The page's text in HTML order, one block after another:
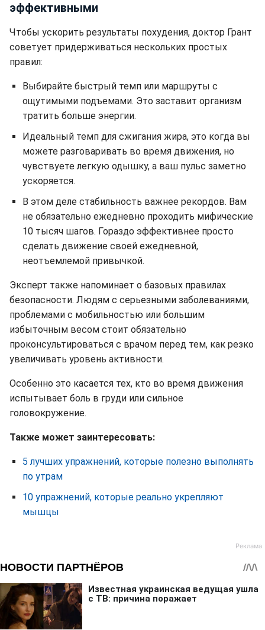
эффективными
Чтобы ускорить результаты похудения, доктор Грант
советует придерживаться нескольких простых
правил:
Выбирайте быстрый темп или маршруты с
ощутимыми подъемами. Это заставит организм
тратить больше энергии.
Идеальный темп для сжигания жира, это когда вы
можете разговаривать во время движения, но
чувствуете легкую одышку, а ваш пульс заметно
ускоряется.
В этом деле стабильность важнее рекордов. Вам
не обязательно ежедневно проходить мифические
10 тысяч шагов. Гораздо эффективнее просто
сделать движение своей ежедневной,
неотъемлемой привычкой.
Эксперт также напоминает о базовых правилах
безопасности. Людям с серьезными заболеваниями,
проблемами с мобильностью или большим
избыточным весом стоит обязательно
проконсультироваться с врачом перед тем, как резко
увеличивать уровень активности.
Особенно это касается тех, кто во время движения
испытывает боль в груди или сильное
головокружение.
Также может заинтересовать:
5 лучших упражнений, которые полезно выполнять
по утрам
10 упражнений, которые реально укрепляют
мышцы